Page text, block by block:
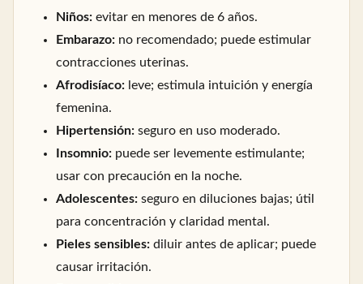
Niños: evitar en menores de 6 años.
Embarazo: no recomendado; puede estimular
contracciones uterinas.
Afrodisíaco: leve; estimula intuición y energía
femenina.
Hipertensión: seguro en uso moderado.
Insomnio: puede ser levemente estimulante;
usar con precaución en la noche.
Adolescentes: seguro en diluciones bajas; útil
para concentración y claridad mental.
Pieles sensibles: diluir antes de aplicar; puede
causar irritación.